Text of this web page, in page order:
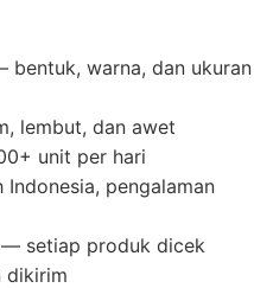
warna, dan ukuran
lembut, dan awet
unit per hari
Indonesia, pengalaman
— setiap produk dicek
dikirim